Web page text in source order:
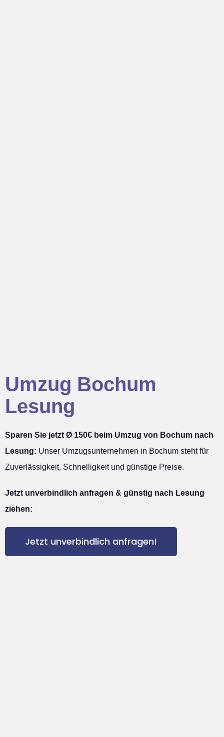
Umzug Bochum
Lesung
Sparen Sie jetzt Ø 150€ beim Umzug von Bochum nach
Lesung: Unser Umzugsunternehmen in Bochum steht für
Zuverlässigkeit, Schnelligkeit und günstige Preise.
Jetzt unverbindlich anfragen & günstig nach Lesung
ziehen:
Jetzt unverbindlich anfragen!